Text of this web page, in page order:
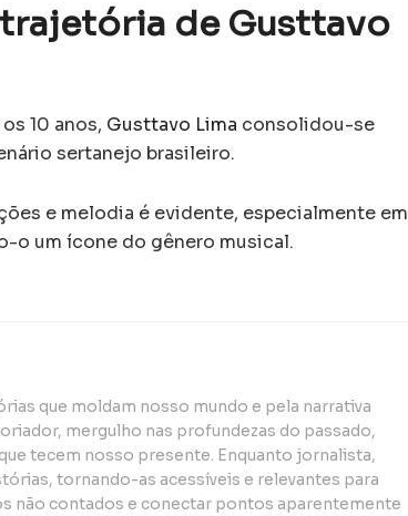
de Gusttavo
10 anos, Gusttavo Lima consolidou-se
sertanejo brasileiro.
e melodia é evidente, especialmente em
o um ícone do gênero musical.
que moldam nosso mundo e pela narrativa
mergulho nas profundezas do passado,
tecem nosso presente. Enquanto jornalista,
tornando-as acessíveis e relevantes para
não contados e conectar pontos aparentemente